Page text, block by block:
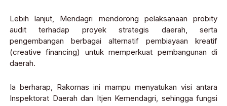
Lebih lanjut, Mendagri mendorong pelaksanaan probity
audit terhadap proyek strategis daerah, serta
pengembangan berbagai alternatif pembiayaan kreatif
(creative financing) untuk memperkuat pembangunan di
daerah.
Ia berharap, Rakornas ini mampu menyatukan visi antara
Inspektorat Daerah dan Itjen Kemendagri, sehingga fungsi